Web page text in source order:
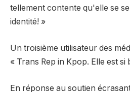
tellement contente qu'elle se
identité! »
Un troisième utilisateur des
« Trans Rep in Kpop. Elle est si
En réponse au soutien